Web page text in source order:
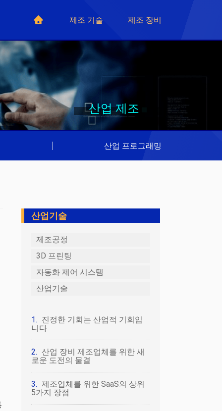
제조 기술 제조 장비
산업 제조
산업 프로그래밍
산업기술
제조공정
3D 프린팅
자동화 제어 시스템
산업기술
진정한 기회는 산업적 기회입
니다
산업 장비 제조업체를 위한 새
로운 도전의 물결
제조업체를 위한 SaaS의 상위
5가지 장점